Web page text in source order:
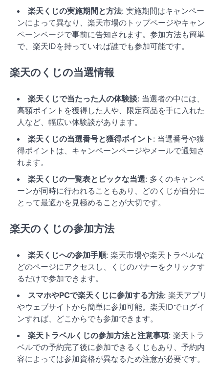
楽天くじの実施期間と方法: 実施期間はキャンペー
ンによって異なり、楽天市場のトップページやキャン
ペーンページで事前に告知されます。参加方法も簡単
で、楽天IDを持っていれば誰でも参加可能です。
楽天のくじの当選情報
楽天くじで当たった人の体験談: 当選者の中には、
高額ポイントを獲得した人や、限定商品を手に入れた
人など、幅広い体験談があります。
楽天くじの当選番号と獲得ポイント : 当選番号や獲
得ポイントは、キャンペーンページやメールで通知さ
れます。
楽天くじの一覧表とビックな当選: 多くのキャンペ
ーンが同時に行われることもあり、どのくじが自分に
とって最適かを見極めることが大切です。
楽天のくじの参加方法
楽天くじへの参加手順: 楽天市場や楽天トラベルな
どのページにアクセスし、くじのバナーをクリックす
るだけで参加できます。
スマホやPCで楽天くじに参加する方法: 楽天アプリ
やウェブサイトから簡単に参加可能。楽天IDでログイ
ンすれば、どこからでも参加できます。
楽天トラベルくじの参加方法と注意事項: 楽天トラ
ベルでの予約完了後に参加できるくじもあり、予約内
容によっては参加資格が異なるため注意が必要です。